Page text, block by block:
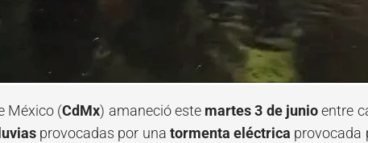
México (CdMx) amaneció este martes 3 de junioentre
provocadas por una tormenta eléctrica provocada